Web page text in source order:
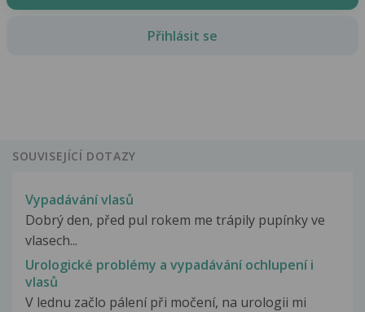
Přihlásit se
SOUVISEJÍCÍ DOTAZY
Vypadávání vlasů
Dobrý den, před pul rokem me trápily pupínky ve
vlasech...
Urologické problémy a vypadávání ochlupení i
vlasů
V lednu začlo pálení při močení, na urologii mi